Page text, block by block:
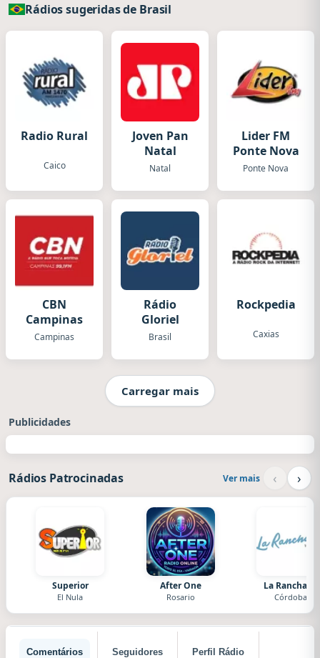
Rádios sugeridas de Brasil
Radio Rural
Caico
Joven Pan
Natal
Natal
Lider FM
Ponte Nova
Ponte Nova
CBN
Campinas
Campinas
Rádio
Gloriel
Brasil
Rockpedia
Caxias
Carregar mais
Publicidades
Rádios Patrocinadas Ver mais ‹ ›
Superior
El Nula
After One
Rosario
La Ranchada
Córdoba
Comentários Seguidores Perfil Rádio